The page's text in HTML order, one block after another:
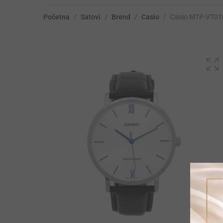
Početna / Satovi / Brend / Casio / Casio MTP-